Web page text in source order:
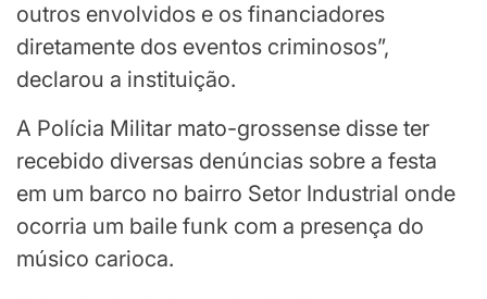
outros envolvidos e os financiadores
diretamente dos eventos criminosos”,
declarou a instituição.
A Polícia Militar mato-grossense disse ter
recebido diversas denúncias sobre a festa
em um barco no bairro Setor Industrial onde
ocorria um baile funk com a presença do
músico carioca.